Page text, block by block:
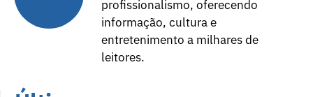
profissionalismo, oferecendo
informação, cultura e
entretenimento a milhares de
leitores.